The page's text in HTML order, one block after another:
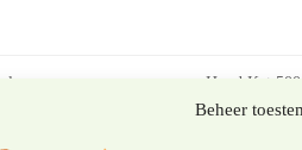
Beheer
Hond Kat